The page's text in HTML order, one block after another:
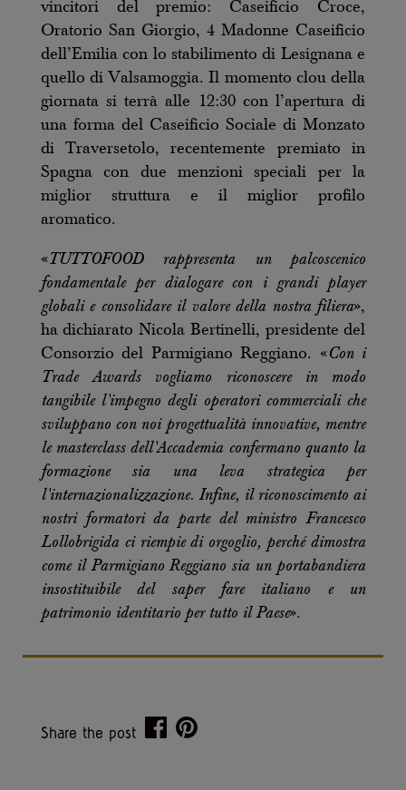
vincitori del premio: Caseificio Croce,
Oratorio San Giorgio, 4 Madonne Caseificio
dell’Emilia con lo stabilimento di Lesignana e
quello di Valsamoggia. Il momento clou della
giornata si terrà alle 12:30 con l’apertura di
una forma del Caseificio Sociale di Monzato
di Traversetolo, recentemente premiato in
Spagna con due menzioni speciali per la
miglior struttura e il miglior profilo
aromatico.
«TUTTOFOOD rappresenta un palcoscenico
fondamentale per dialogare con i grandi player
globali e consolidare il valore della nostra filiera»,
ha dichiarato Nicola Bertinelli, presidente del
Consorzio del Parmigiano Reggiano. «Con i
Trade Awards vogliamo riconoscere in modo
tangibile l'impegno degli operatori commerciali che
sviluppano con noi progettualità innovative, mentre
le masterclass dell'Accademia confermano quanto la
formazione sia una leva strategica per
l'internazionalizzazione. Infine, il riconoscimento ai
nostri formatori da parte del ministro Francesco
Lollobrigida ci riempie di orgoglio, perché dimostra
come il Parmigiano Reggiano sia un portabandiera
insostituibile del saper fare italiano e un
patrimonio identitario per tutto il Paese».
Share the post